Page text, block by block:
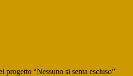
progetto “Nessuno si senta escluso”